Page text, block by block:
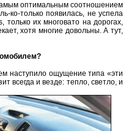
оптимальным соотношением
ко-только появилась, не успела
только их многовато на дорогах,
хотя многие довольны. А тут,
наступило ощущение типа «эти
всегда и везде: тепло, светло, и